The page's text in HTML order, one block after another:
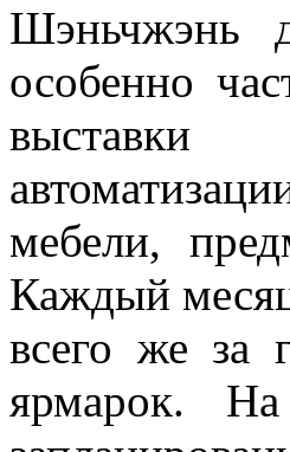
Шэньчжэнь
особенно
выставки
мебели,
Каждый
всего же за
ярмарок.